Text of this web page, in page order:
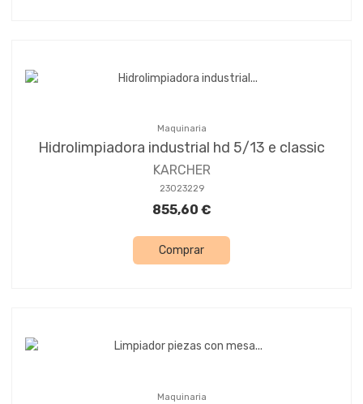
Maquinaria
Hidrolimpiadora industrial hd 5/13 e classic
KARCHER
23023229
855,60 €
Comprar
Maquinaria